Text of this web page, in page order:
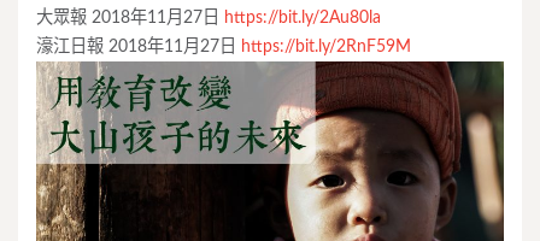
大眾報 2018年11月27日 https://bit.ly/2Au80la
濠江日報 2018年11月27日 https://bit.ly/2RnF59M